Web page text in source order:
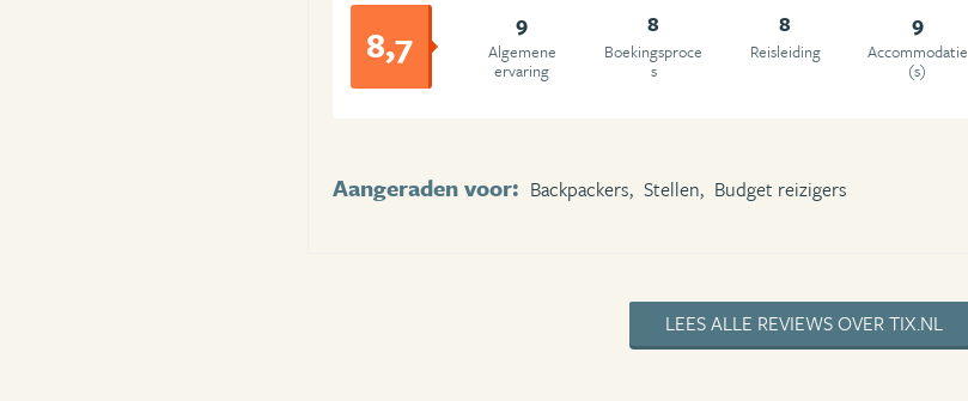
8,7 9
Algemene
ervaring
8
Boekingsproce
s
8
Reisleiding
9
Accommodatie
(s)
Aangeraden voor: Backpackers, Stellen, Budget reizigers
LEES ALLE REVIEWS OVER TIX.NL